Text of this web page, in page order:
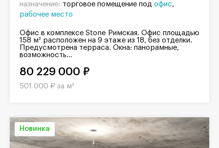
назначение: торговое помещение под офис
рабочее место
Офис в комплексе Stone Римская. Офис площадью
158 м² расположен на 9 этаже из 18, без отделки.
Предусмотрена терраса. Окна: панорамные,
возможность...
80 229 000 ₽
501 000 ₽ за м²
Новинка